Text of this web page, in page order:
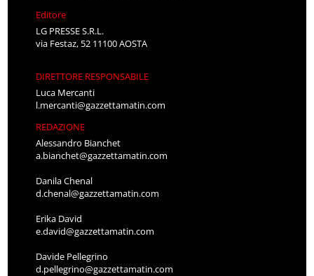
Editore
LG PRESSE S.R.L.
via Festaz, 52 11100 AOSTA
DIRETTORE RESPONSABILE
Luca Mercanti
l.mercanti@gazzettamatin.com
REDAZIONE
Alessandro Bianchet
a.bianchet@gazzettamatin.com
Danila Chenal
d.chenal@gazzettamatin.com
Erika David
e.david@gazzettamatin.com
Davide Pellegrino
d.pellegrino@gazzettamatin.com